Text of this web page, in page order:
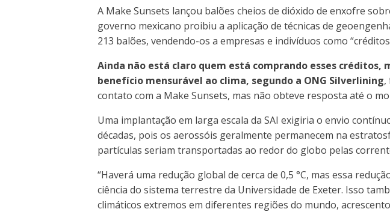
A Make Sunsets lançou balões cheios de dióxido de enxofre
governo mexicano proibiu a aplicação de técnicas de
213 balões, vendendo-os a empresas e indivíduos como
Ainda não está claro quem está comprando esses
benefício mensurável ao clima, segundo a ONG Silverlining,
contato com a Make Sunsets, mas não obteve resposta até o
Uma implantação em larga escala da SAI exigiria o envio
décadas, pois os aerossóis geralmente permanecem na
partículas seriam transportadas ao redor do globo pelas
“Haverá uma redução global de cerca de 0,5 °C, mas essa
ciência do sistema terrestre da Universidade de Exeter. Isso
climáticos extremos em diferentes regiões do mundo,